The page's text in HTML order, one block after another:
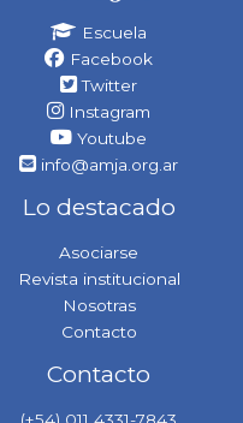
Escuela
Facebook
Twitter
Instagram
Youtube
info@amja.org.ar
Lo destacado
Asociarse
Revista institucional
Nosotras
Contacto
Contacto